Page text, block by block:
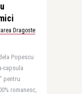
Dragoste
Popescu
capsula
pentru
romanesc,